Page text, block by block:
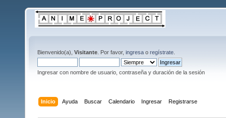
Bienvenido(a), Visitante . Por favor, ingresa o regístrate
Ingresar con nombre de usuario, contraseña y duración de la sesión
Inicio Ayuda Buscar Calendario Ingresar Registrarse